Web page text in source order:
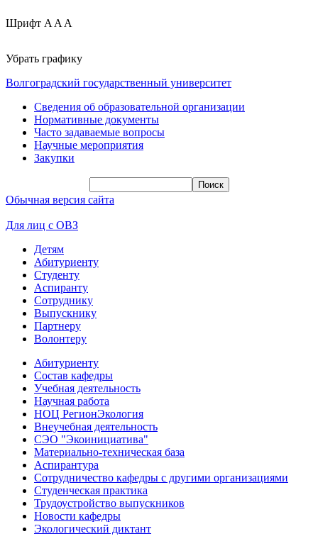
Шрифт A A A
Убрать графику
Волгоградский государственный университет
Сведения об образовательной организации
Нормативные документы
Часто задаваемые вопросы
Научные мероприятия
Закупки
Обычная версия сайта
Для лиц с ОВЗ
Детям
Абитуриенту
Студенту
Аспиранту
Сотруднику
Выпускнику
Партнеру
Волонтеру
Абитуриенту
Состав кафедры
Учебная деятельность
Научная работа
НОЦ РегионЭкология
Внеучебная деятельность
СЭО "Экоинициатива"
Материально-техническая база
Аспирантура
Сотрудничество кафедры с другими организациями
Студенческая практика
Трудоустройство выпускников
Новости кафедры
Экологический диктант